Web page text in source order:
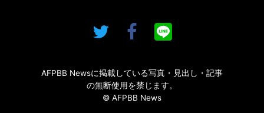
AFPBB Newsに掲載している写真・見出し・記事
の無断使用を禁じます。
© AFPBB News